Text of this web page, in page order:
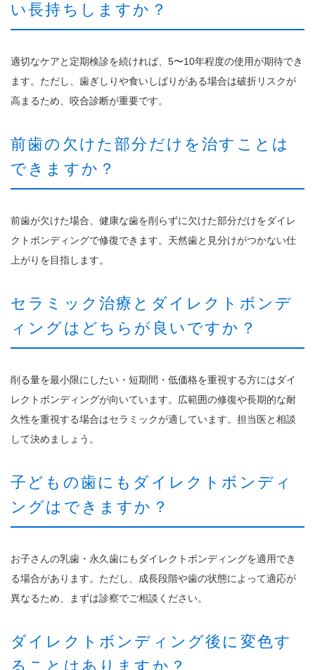
い長持ちしますか？
適切なケアと定期検診を続ければ、5〜10年程度の使用が期待でき
ます。ただし、歯ぎしりや食いしばりがある場合は破折リスクが
高まるため、咬合診断が重要です。
前歯の欠けた部分だけを治すことは
できますか？
前歯が欠けた場合、健康な歯を削らずに欠けた部分だけをダイレ
クトボンディングで修復できます。天然歯と見分けがつかない仕
上がりを目指します。
セラミック治療とダイレクトボンデ
ィングはどちらが良いですか？
削る量を最小限にしたい・短期間・低価格を重視する方にはダイ
レクトボンディングが向いています。広範囲の修復や長期的な耐
久性を重視する場合はセラミックが適しています。担当医と相談
して決めましょう。
子どもの歯にもダイレクトボンディ
ングはできますか？
お子さんの乳歯・永久歯にもダイレクトボンディングを適用でき
る場合があります。ただし、成長段階や歯の状態によって適応が
異なるため、まずは診察でご相談ください。
ダイレクトボンディング後に変色す
ることはありますか？